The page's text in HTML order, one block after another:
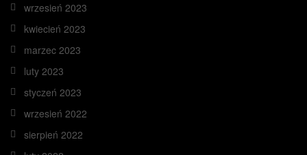
wrzesień 2023
kwiecień 2023
marzec 2023
luty 2023
styczeń 2023
wrzesień 2022
sierpień 2022